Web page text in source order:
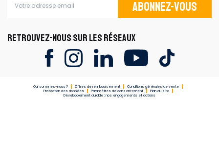
Abonnez-vous
RETROUVEZ-NOUS SUR LES RÉSEAUX
Qui sommes-nous ? Offres de remboursement
Conditions générales de vente
Protection des données
Paramètres de consentement
Plan du site
Développement durable : nos engagements et actions